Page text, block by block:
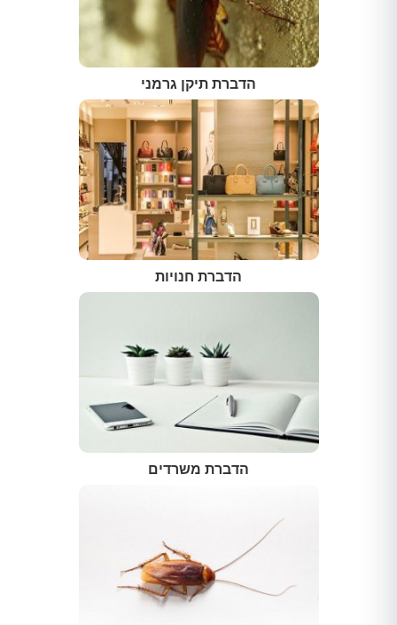
הדברת תיקן גרמני
הדברת חנויות
הדברת משרדים